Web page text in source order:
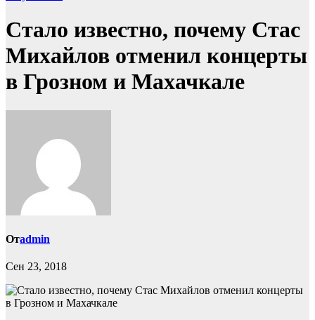
Стало известно, почему Стас
Михайлов отменил концерты
в Грозном и Махачкале
Отadmin
Сен 23, 2018